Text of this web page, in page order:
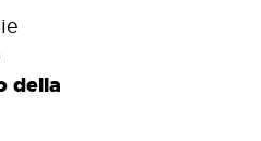
della